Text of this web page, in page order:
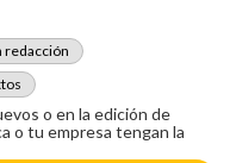
redacción
o en la edición de
o tu empresa tengan la